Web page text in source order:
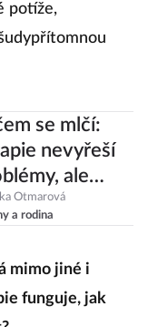
potíže,
se mlčí:
nevyřeší
ale
vás
Otmarová
a rodina
mimo jiné i
funguje, jak